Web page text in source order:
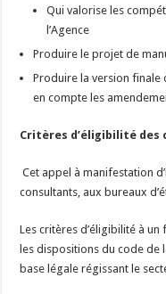
Qui valorise les
l’Agence
Produire le projet de
Produire la version finale
en compte les
Critères d’éligibilité des
Cet appel à manifestation
consultants, aux bureaux
Les critères d’éligibilité à
les dispositions du code de
base légale régissant le